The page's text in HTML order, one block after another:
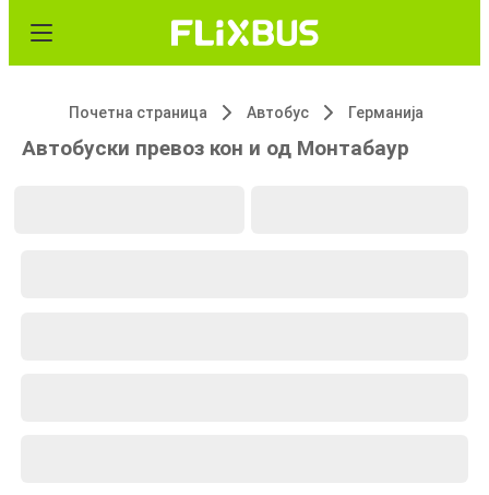
Почетна страница Автобус Германија
Автобуски превоз кон и од Монтабаур